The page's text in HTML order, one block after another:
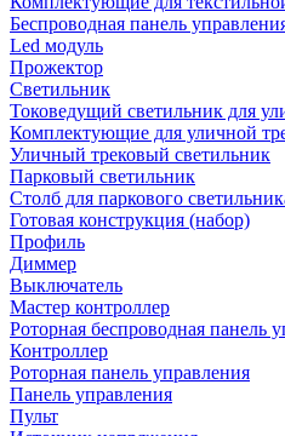
Беспроводная панель
Led модуль
Прожектор
Светильник
Токоведущий светильник для
Комплектующие для уличной
Уличный трековый светильник
Парковый светильник
Столб для паркового
Готовая конструкция (набор)
Профиль
Диммер
Выключатель
Мастер контроллер
Роторная беспроводная панель
Контроллер
Роторная панель управления
Панель управления
Пульт